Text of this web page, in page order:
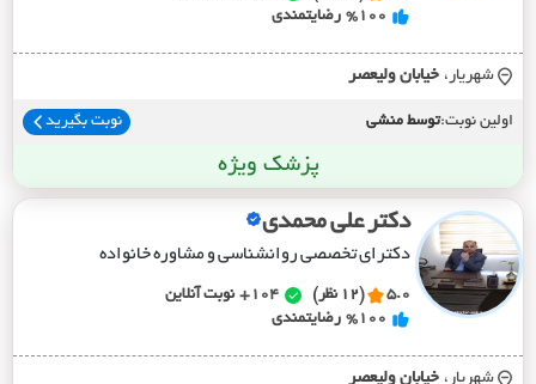
%100 رضایتمندی
شهریار، خيابان وليعصر
اولین نوبت:توسط منشی نوبت بگیرید
پزشک ویژه
دکتر علی محمدی
دکترای تخصصی روانشناسی و مشاوره خانواده
5.0 (12 نظر) 104+
نوبت آنلاین
%100 رضایتمندی
شهریار، خيابان وليعصر